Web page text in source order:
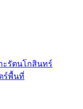
ะรัตนโกสินทร์
ร์พื้นที่